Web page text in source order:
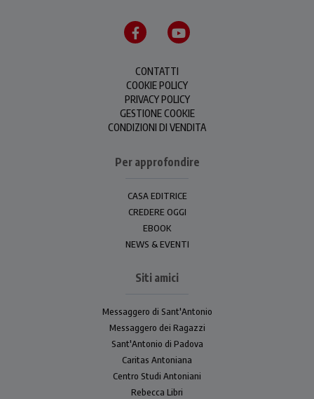
CONTATTI
COOKIE POLICY
PRIVACY POLICY
GESTIONE COOKIE
CONDIZIONI DI VENDITA
Per approfondire
CASA EDITRICE
CREDERE OGGI
EBOOK
NEWS & EVENTI
Siti amici
Messaggero di Sant'Antonio
Messaggero dei Ragazzi
Sant'Antonio di Padova
Caritas Antoniana
Centro Studi Antoniani
Rebecca Libri